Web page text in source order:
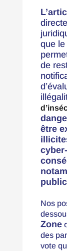
que
de
être
Nos
Zone
des
vote